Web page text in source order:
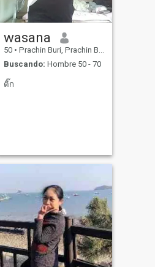
wasana
50 • Prachin Buri, Prachin Buri, Tailandia
Buscando: Hombre 50 - 70
ติ๊ก